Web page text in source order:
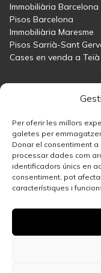
Per oferir les millors
galetes per
Donar el consentiment
processar dades com
identificadors únics en
consentiment, pot
característiques i
Immobiliària Barcelona
Pisos Barcelona
Immobiliària Maresme
Pisos Sarrià-Sant
Cases en venda a Teià
Cases en venda a
Cases en venda a Teià
Cases en venda
Madrid
Solució immobiliària a
Millors zones de
Cases en venda a
Pisos en venda a